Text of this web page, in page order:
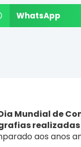
WhatsApp
Mundial de
realizadas
aos anos